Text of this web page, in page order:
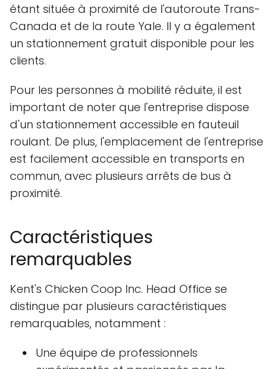
étant située à proximité de l'autoroute Trans-
Canada et de la route Yale. Il y a également
un stationnement gratuit disponible pour les
clients.
Pour les personnes à mobilité réduite, il est
important de noter que l'entreprise dispose
d'un stationnement accessible en fauteuil
roulant. De plus, l'emplacement de l'entreprise
est facilement accessible en transports en
commun, avec plusieurs arrêts de bus à
proximité.
Caractéristiques
remarquables
Kent's Chicken Coop Inc. Head Office se
distingue par plusieurs caractéristiques
remarquables, notamment :
Une équipe de professionnels